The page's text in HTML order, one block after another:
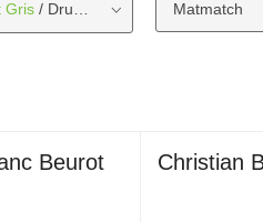
Gris Druetype Matmatch
Beurot Christian